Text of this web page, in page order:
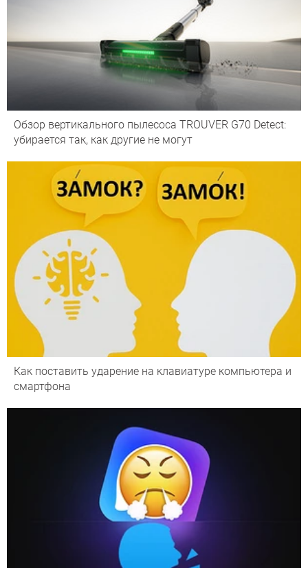
Обзор вертикального пылесоса TROUVER G70 Detect:
убирается так, как другие не могут
Как поставить ударение на клавиатуре компьютера и
смартфона